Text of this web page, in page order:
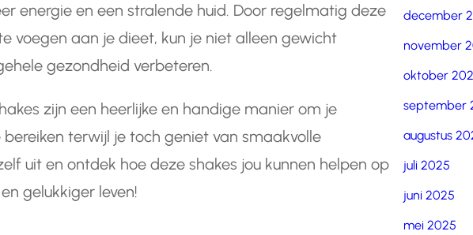
energie en een stralende huid. Door regelmatig deze
voegen aan je dieet, kun je niet alleen gewicht
gezondheid verbeteren.
zijn een heerlijke en handige manier om je
terwijl je toch geniet van smaakvolle
uit en ontdek hoe deze shakes jou kunnen helpen op
gelukkiger leven!
december
november
oktober
september
augustus
juli 2025
juni 2025
mei 2025